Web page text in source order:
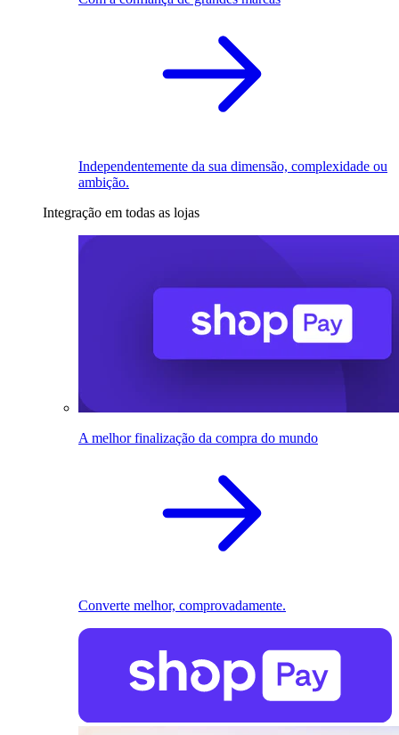
Independentemente da sua dimensão, complexidade ou
ambição.
Integração em todas as lojas
A melhor finalização da compra do mundo
Converte melhor, comprovadamente.